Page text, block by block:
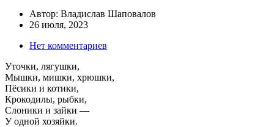
Автор: Владислав Шаповалов
26 июля, 2023
Нет комментариев
Уточки, лягушки,
Мышки, мишки, хрюшки,
Пёсики и котики,
Крокодилы, рыбки,
Слоники и зайки —
У одной хозяйки.